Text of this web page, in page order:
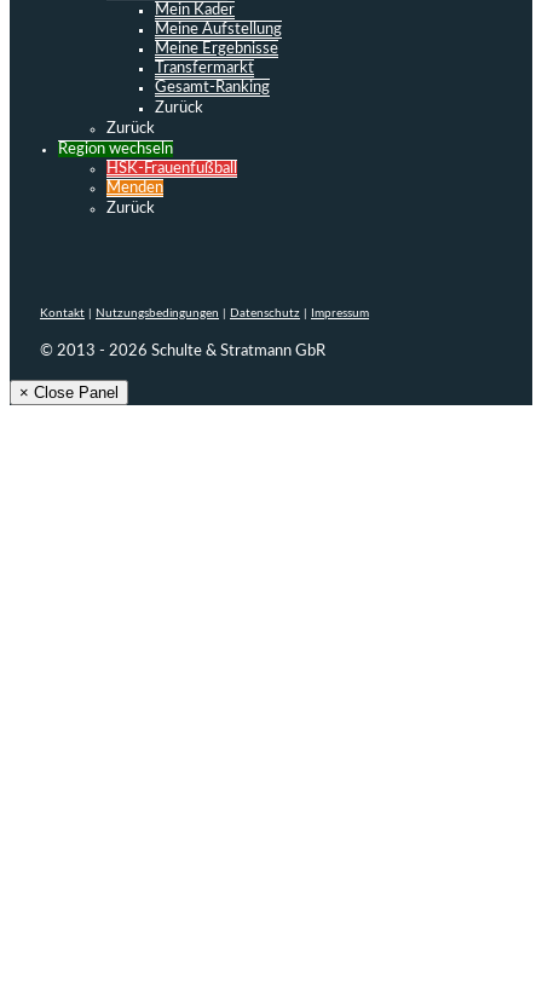
Mein Kader
Meine Aufstellung
Meine Ergebnisse
Transfermarkt
Gesamt-Ranking
Zurück
Zurück
Region wechseln
HSK-Frauenfußball
Menden
Zurück
Kontakt Nutzungsbedingungen Datenschutz Impressum
© 2013 - 2026 Schulte & Stratmann GbR
× Close Panel